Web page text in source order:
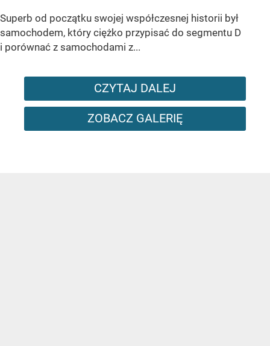
Superb od początku swojej współczesnej historii był
samochodem, który ciężko przypisać do segmentu D
i porównać z samochodami z...
CZYTAJ DALEJ
ZOBACZ GALERIĘ